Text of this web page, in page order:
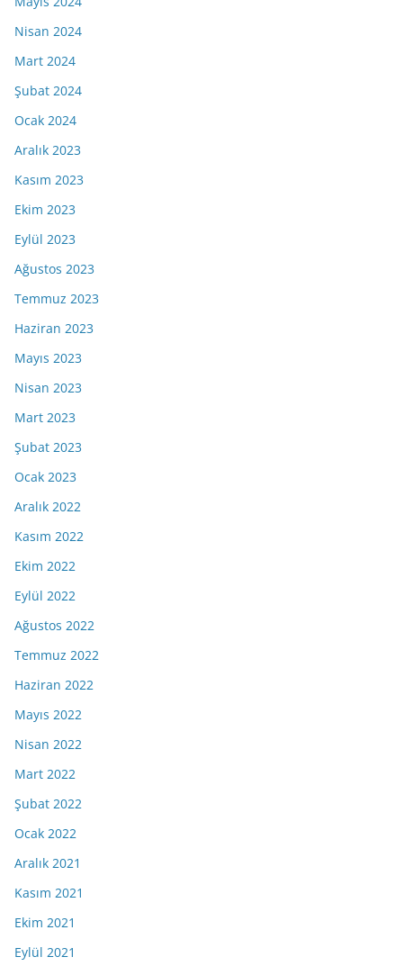
Nisan 2024
Mart 2024
Şubat 2024
Ocak 2024
Aralık 2023
Kasım 2023
Ekim 2023
Eylül 2023
Ağustos 2023
Temmuz 2023
Haziran 2023
Mayıs 2023
Nisan 2023
Mart 2023
Şubat 2023
Ocak 2023
Aralık 2022
Kasım 2022
Ekim 2022
Eylül 2022
Ağustos 2022
Temmuz 2022
Haziran 2022
Mayıs 2022
Nisan 2022
Mart 2022
Şubat 2022
Ocak 2022
Aralık 2021
Kasım 2021
Ekim 2021
Eylül 2021